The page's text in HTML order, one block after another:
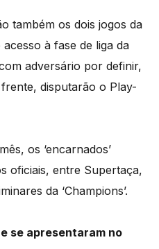
também os dois jogos da
à fase de liga da
adversário por definir,
disputarão o Play-
os ‘encarnados’
oficiais, entre Supertaça,
da ‘Champions’.
se apresentaram no